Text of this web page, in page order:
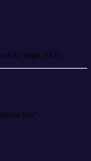
Jo Vogel (53 €)
Nix"